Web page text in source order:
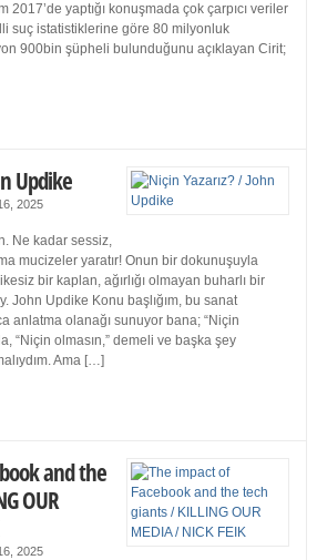
2017’de yaptığı konuşmada çok çarpıcı veriler
suç istatistiklerine göre 80 milyonluk
900bin şüpheli bulunduğunu açıklayan Cirit;
Updike
2025
Ne kadar sessiz,
mucizeler yaratır! Onun bir dokunuşuyla
bir kaplan, ağırlığı olmayan buharlı bir
John Updike Konu başlığım, bu sanat
anlatma olanağı sunuyor bana; “Niçin
“Niçin olmasın,” demeli ve başka şey
Ama […]
and the
OUR
2025